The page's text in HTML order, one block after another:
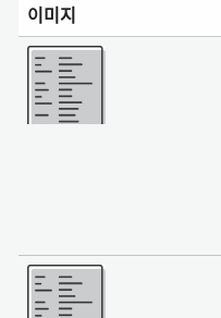
이미지
더 보기
더 보기